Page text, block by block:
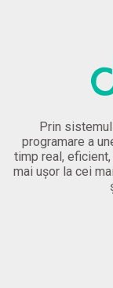
Prin
programare a
timp real,
mai ușor la cei